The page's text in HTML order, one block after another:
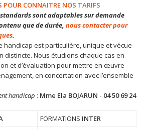
CONNAITRE NOS TARIFS
sont adaptables sur demande
que de durée,nous contacter pour
.
handicap est particulière, unique et vécue
distincte. Nous étudions chaque cas en
et d’évaluation pour mettre en œuvre
en concertation avec l’ensemble
handicap : Mme Ela BOJARUN - 04 50 69 24
FORMATIONS INTER